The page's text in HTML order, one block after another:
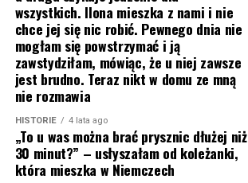
wszystkich. Ilona mieszka z nami i nie
chce jej się nic robić. Pewnego dnia nie
mogłam się powstrzymać i ją
zawstydziłam, mówiąc, że u niej zawsze
jest brudno. Teraz nikt w domu ze mną
nie rozmawia
HISTORIE 4 lata ago
„To u was można brać prysznic dłużej niż
30 minut?” – usłyszałam od koleżanki,
która mieszka w Niemczech